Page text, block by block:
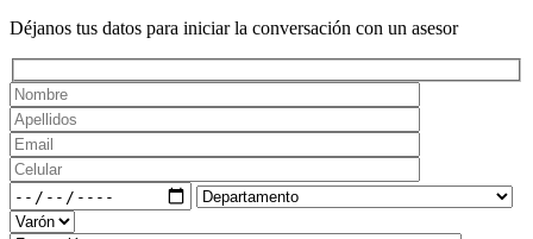
Déjanos tus datos para iniciar la conversación con un asesor